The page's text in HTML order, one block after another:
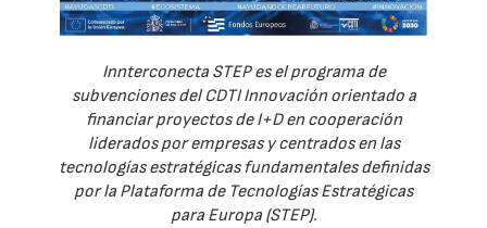
Innterconecta STEP es el programa de
subvenciones del CDTI Innovación orientado a
financiar proyectos de I+D en cooperación
liderados por empresas y centrados en las
tecnologías estratégicas fundamentales definidas
por la Plataforma de Tecnologías Estratégicas
para Europa (STEP).